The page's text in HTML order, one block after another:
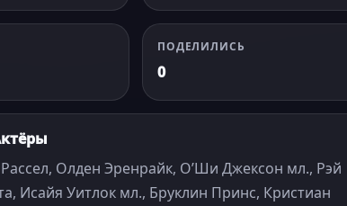
ПОДЕЛИЛИСЬ
0
Олден Эренрайк, О’Ши Джексон мл., Рэй
Исайя Уитлок мл., Бруклин Принс, Кристиан